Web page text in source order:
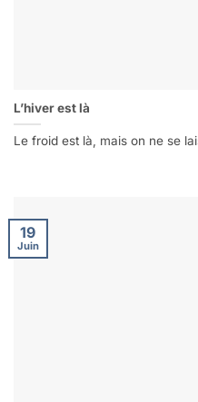
L’hiver est là
Le froid est là, mais on ne se
19
Juin